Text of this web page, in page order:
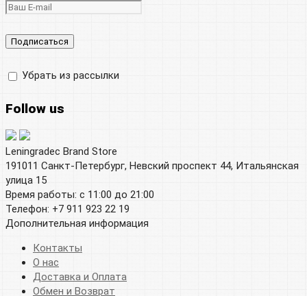
Убрать из рассылки
Follow us
Leningradec Brand Store
191011 Санкт-Петербург, Невский проспект 44, Итальянская
улица 15
Время работы: с 11:00 до 21:00
Телефон: +7 911 923 22 19
Дополнительная информация
Контакты
О нас
Доставка и Оплата
Обмен и Возврат